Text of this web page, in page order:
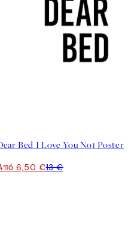
Bed I Love You No1 Poster
6,50 €13 €